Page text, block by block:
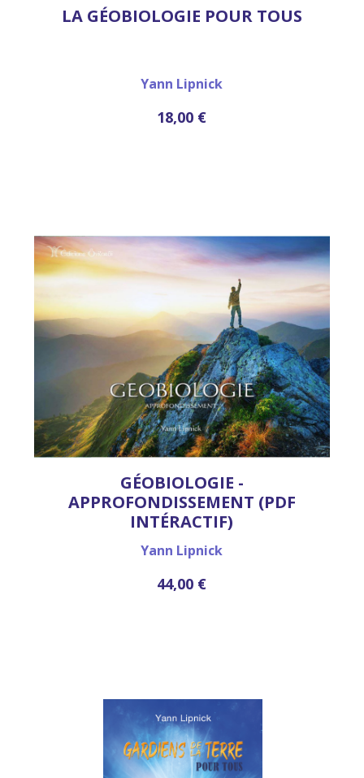
LA GÉOBIOLOGIE POUR TOUS
Yann Lipnick
18,00 €
GÉOBIOLOGIE -
APPROFONDISSEMENT (PDF
INTÉRACTIF)
Yann Lipnick
44,00 €